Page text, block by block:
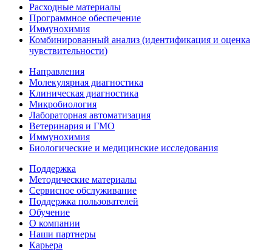
Расходные материалы
Программное обеспечение
Иммунохимия
Комбинированный анализ (идентификация и оценка
чувствительности)
Направления
Молекулярная диагностика
Клиническая диагностика
Микробиология
Лабораторная автоматизация
Ветеринария и ГМО
Иммунохимия
Биологические и медицинские исследования
Поддержка
Методические материалы
Сервисное обслуживание
Поддержка пользователей
Обучение
О компании
Наши партнеры
Карьера